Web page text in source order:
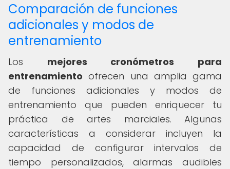
Comparación de funciones
adicionales y modos de
entrenamiento
Los mejores cronómetros para
entrenamiento ofrecen una amplia gama
de funciones adicionales y modos de
entrenamiento que pueden enriquecer tu
práctica de artes marciales. Algunas
características a considerar incluyen la
capacidad de configurar intervalos de
tiempo personalizados, alarmas audibles